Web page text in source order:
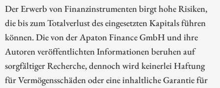
Der Erwerb von Finanzinstrumenten birgt hohe Risiken,
die bis zum Totalverlust des eingesetzten Kapitals führen
können. Die von der Apaton Finance GmbH und ihre
Autoren veröffentlichten Informationen beruhen auf
sorgfältiger Recherche, dennoch wird keinerlei Haftung
für Vermögensschäden oder eine inhaltliche Garantie für